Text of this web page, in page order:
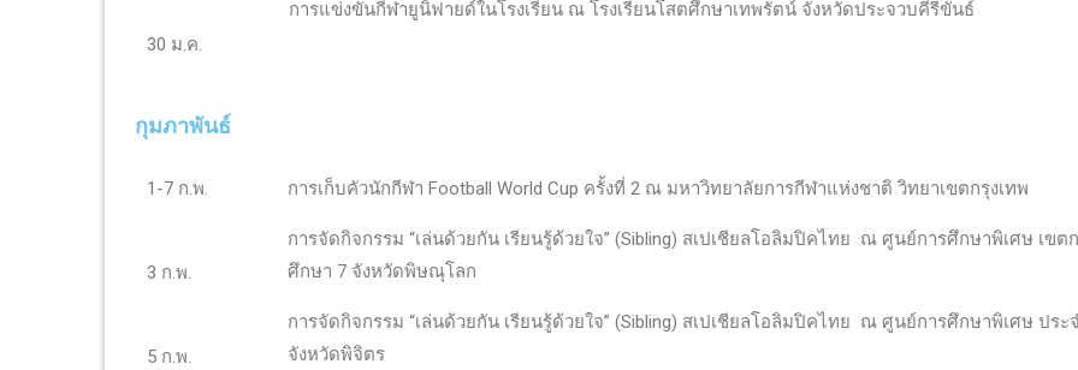
30 ม.ค.
การแข่งขันกีฬายูนิฟายด์ในโรงเรียน ณ โรงเรียนโสตศึกษาเทพรัตน์ จังหวัดประจวบคีรีขันธ์
กุมภาพันธ์
1-7 ก.พ.
3 ก.พ.
5 ก.พ.
การเก็บคัวนักกีฬา Football World Cup ครั้งที่ 2 ณ มหาวิทยาลัยการกีฬาแห่งชาติ วิทยาเขตกรุงเทพ
การจัดกิจกรรม “เล่นด้วยกัน เรียนรู้ด้วยใจ” (Sibling) สเปเชียลโอลิมปิคไทย ณ ศูนย์การศึกษาพิเศษ เขต
ศึกษา 7 จังหวัดพิษณุโลก
การจัดกิจกรรม “เล่นด้วยกัน เรียนรู้ด้วยใจ” (Sibling) สเปเชียลโอลิมปิคไทย ณ ศูนย์การศึกษาพิเศษ ประ
จังหวัดพิจิตร